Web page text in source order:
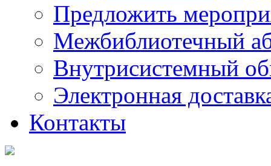
Предложить
Межбиблиотечный
Внутрисистемный
Электронная
Контакты